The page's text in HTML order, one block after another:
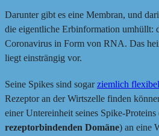
Darunter gibt es eine Membran, und
die eigentliche Erbinformation umhüllt:
Coronavirus in Form von RNA. Das
liegt einsträngig vor.
Seine Spikes sind sogarziemlich flexibel
Rezeptor an der Wirtszelle finden
einer Untereinheit seines Spike-Proteins
rezeptorbindenden Domäne) an eine